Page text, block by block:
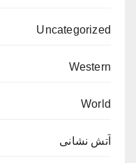
Uncategorized
Western
World
آتش نشانی